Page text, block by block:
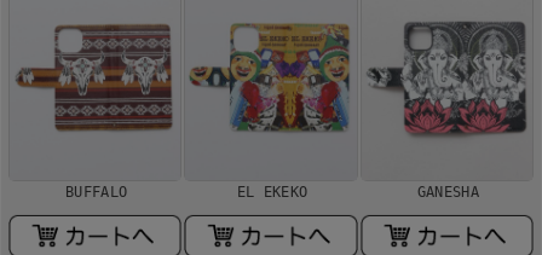
BUFFALO EL EKEKO GANESHA